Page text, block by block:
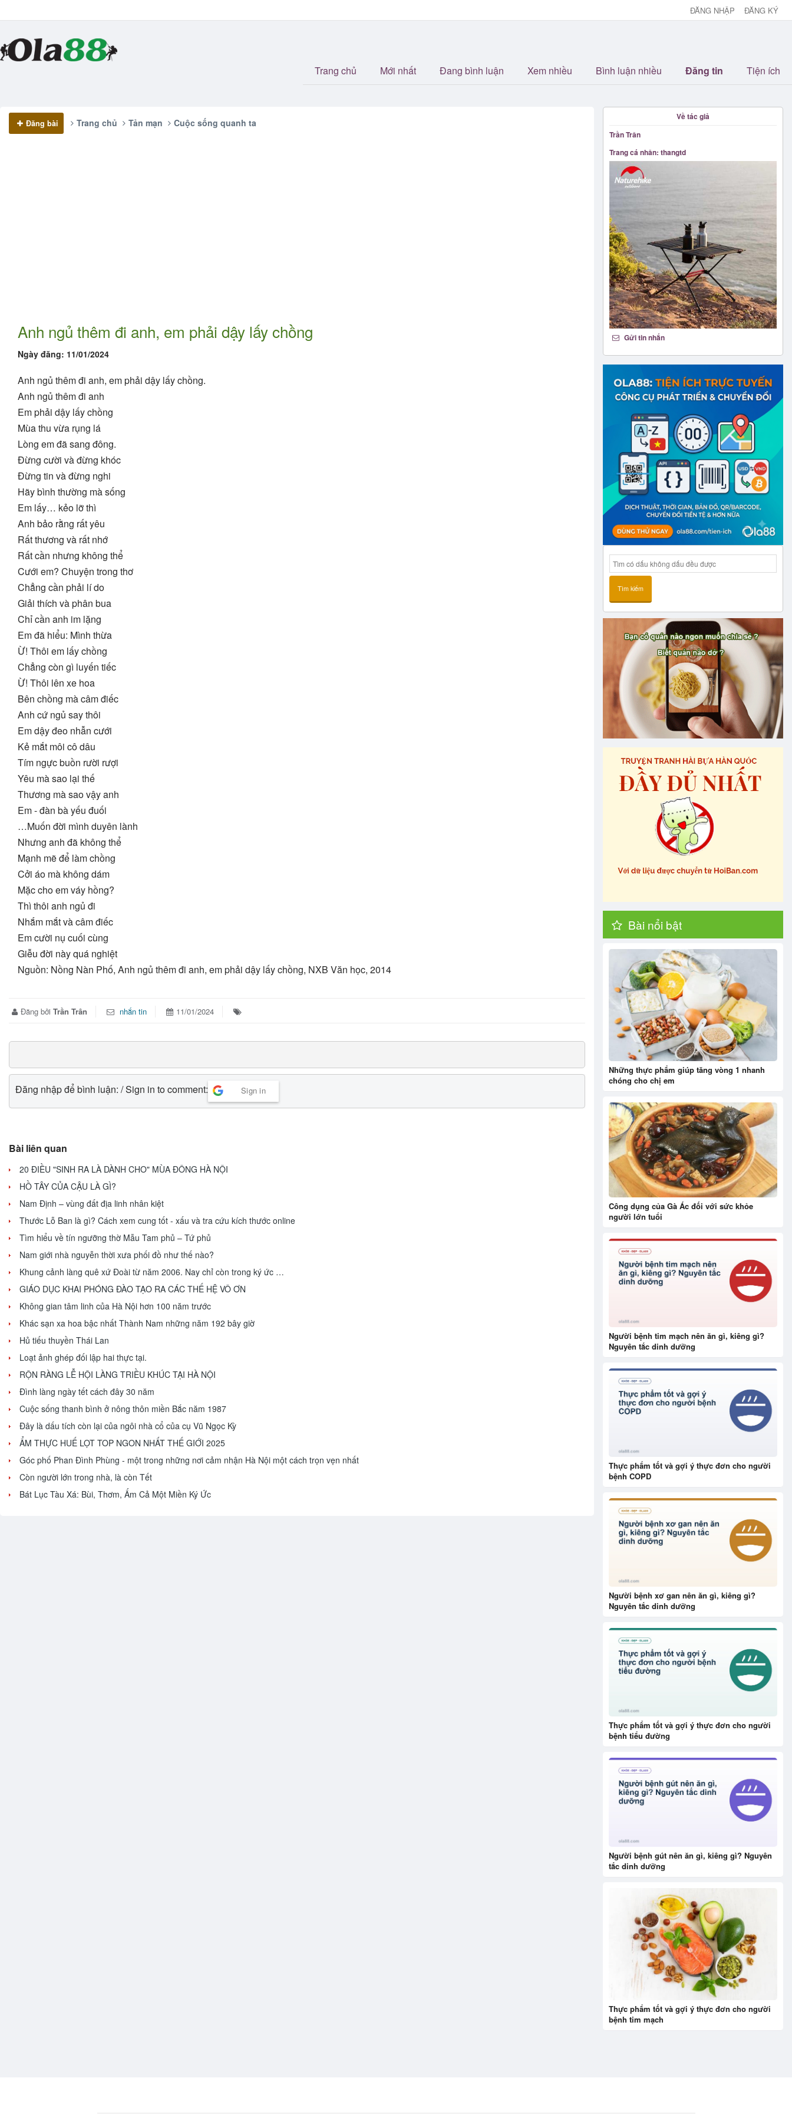
ĐĂNG NHẬP ĐĂNG KÝ
Trang chủ Mới nhất Đang bình luận Xem nhiều Bình luận nhiều Đăng tin Tiện ích
Đăng bài Trang chủ Tản mạn Cuộc sống quanh ta
Anh ngủ thêm đi anh, em phải dậy lấy chồng
Ngày đăng: 11/01/2024
Anh ngủ thêm đi anh, em phải dậy lấy chồng.
Anh ngủ thêm đi anh
Em phải dậy lấy chồng
Mùa thu vừa rụng lá
Lòng em đã sang đông.
Đừng cười và đừng khóc
Đừng tin và đừng nghi
Hãy bình thường mà sống
Em lấy… kẻo lỡ thì
Anh bảo rằng rất yêu
Rất thương và rất nhớ
Rất cần nhưng không thể
Cưới em? Chuyện trong thơ
Chẳng cần phải lí do
Giải thích và phân bua
Chỉ cần anh im lặng
Em đã hiểu: Mình thừa
Ừ! Thôi em lấy chồng
Chẳng còn gì luyến tiếc
Ừ! Thôi lên xe hoa
Bên chồng mà câm điếc
Anh cứ ngủ say thôi
Em dậy đeo nhẫn cưới
Kẻ mắt môi cô dâu
Tím ngực buồn rười rượi
Yêu mà sao lại thế
Thương mà sao vậy anh
Em - đàn bà yếu đuối
…Muốn đời mình duyên lành
Nhưng anh đã không thể
Mạnh mẽ để làm chồng
Cởi áo mà không dám
Mặc cho em váy hồng?
Thì thôi anh ngủ đi
Nhắm mắt và câm điếc
Em cười nụ cuối cùng
Giễu đời này quá nghiệt
Nguồn: Nồng Nàn Phố, Anh ngủ thêm đi anh, em phải dậy lấy chồng, NXB Văn học, 2014
Đăng bởi Trần Trân nhắn tin 11/01/2024
Đăng nhập để bình luận: / Sign in to comment: Sign in
Bài liên quan
20 ĐIỀU "SINH RA LÀ DÀNH CHO" MÙA ĐÔNG HÀ NỘI
HỒ TÂY CỦA CẬU LÀ GÌ?
Nam Định – vùng đất địa linh nhân kiệt
Thước Lỗ Ban là gì? Cách xem cung tốt - xấu và tra cứu kích thước online
Tìm hiểu về tín ngưỡng thờ Mẫu Tam phủ – Tứ phủ
Nam giới nhà nguyễn thời xưa phối đồ như thế nào?
Khung cảnh làng quê xứ Đoài từ năm 2006. Nay chỉ còn trong ký ức …
GIÁO DỤC KHAI PHÓNG ĐÀO TẠO RA CÁC THẾ HỆ VÔ ƠN
Không gian tâm linh của Hà Nội hơn 100 năm trước
Khác sạn xa hoa bậc nhất Thành Nam những năm 192 bây giờ
Hủ tiếu thuyền Thái Lan
Loạt ảnh ghép đối lập hai thực tại.
RỘN RÀNG LỄ HỘI LÀNG TRIỀU KHÚC TẠI HÀ NỘI
Đình làng ngày tết cách đây 30 năm
Cuộc sống thanh bình ở nông thôn miền Bắc năm 1987
Đây là dấu tích còn lại của ngôi nhà cổ của cụ Vũ Ngọc Kỳ
ẨM THỰC HUẾ LỌT TOP NGON NHẤT THẾ GIỚI 2025
Góc phố Phan Đình Phùng - một trong những nơi cảm nhận Hà Nội một cách trọn vẹn nhất
Còn người lớn trong nhà, là còn Tết
Bát Lục Tàu Xá: Bùi, Thơm, Ấm Cả Một Miền Ký Ức
Về tác giả
Trần Trân
Trang cá nhân: thangtd
Gửi tin nhắn
Tìm kiếm
Bài nổi bật
Những thực phẩm giúp tăng vòng 1 nhanh
chóng cho chị em
Công dụng của Gà Ác đối với sức khỏe
người lớn tuổi
Người bệnh tim mạch nên ăn gì, kiêng gì?
Nguyên tắc dinh dưỡng
Thực phẩm tốt và gợi ý thực đơn cho người
bệnh COPD
Người bệnh xơ gan nên ăn gì, kiêng gì?
Nguyên tắc dinh dưỡng
Thực phẩm tốt và gợi ý thực đơn cho người
bệnh tiểu đường
Người bệnh gút nên ăn gì, kiêng gì? Nguyên
tắc dinh dưỡng
Thực phẩm tốt và gợi ý thực đơn cho người
bệnh tim mạch